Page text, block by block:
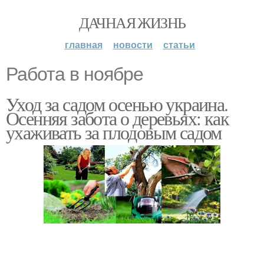
ДАЧНАЯ ЖИЗНЬ
главная новости статьи
Работа в ноябре
Уход за садом осенью украина.
Осенняя забота о деревьях: как
ухаживать за плодовым садом